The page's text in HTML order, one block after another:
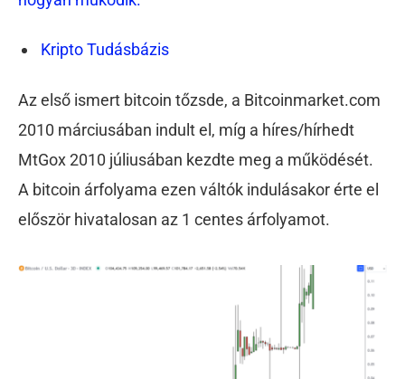
Kripto Tudásbázis
Az első ismert bitcoin tőzsde, a Bitcoinmarket.com
2010 márciusában indult el, míg a híres/hírhedt
MtGox 2010 júliusában kezdte meg a működését.
A bitcoin árfolyama ezen váltók indulásakor érte el
először hivatalosan az 1 centes árfolyamot.